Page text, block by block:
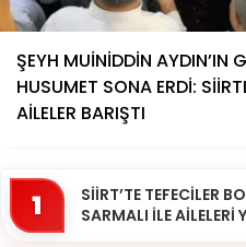
ŞEYH MUİNİDDİN AYDIN’IN
HUSUMET SONA ERDİ:
AİLELER BARIŞTI
1
SİİRT’TE TEFECİLER
SARMALI İLE AİLELERİ